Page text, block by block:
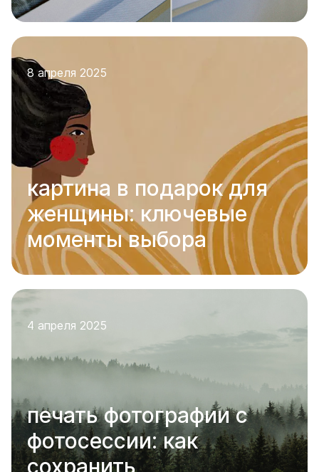
8 апреля 2025
картина в подарок для
женщины: ключевые
моменты выбора
4 апреля 2025
печать фотографии с
фотосессии: как
сохранить